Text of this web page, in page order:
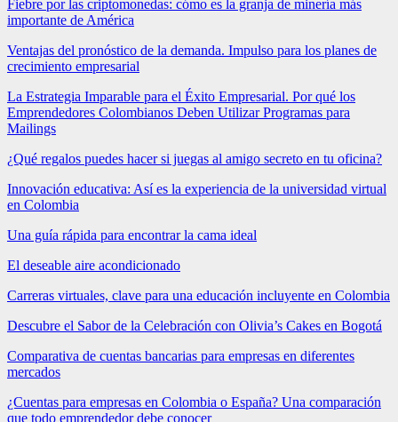
Fiebre por las criptomonedas: cómo es la granja de minería más
importante de América
Ventajas del pronóstico de la demanda. Impulso para los planes de
crecimiento empresarial
La Estrategia Imparable para el Éxito Empresarial. Por qué los
Emprendedores Colombianos Deben Utilizar Programas para
Mailings
¿Qué regalos puedes hacer si juegas al amigo secreto en tu oficina?
Innovación educativa: Así es la experiencia de la universidad virtual
en Colombia
Una guía rápida para encontrar la cama ideal
El deseable aire acondicionado
Carreras virtuales, clave para una educación incluyente en Colombia
Descubre el Sabor de la Celebración con Olivia’s Cakes en Bogotá
Comparativa de cuentas bancarias para empresas en diferentes
mercados
¿Cuentas para empresas en Colombia o España? Una comparación
que todo emprendedor debe conocer